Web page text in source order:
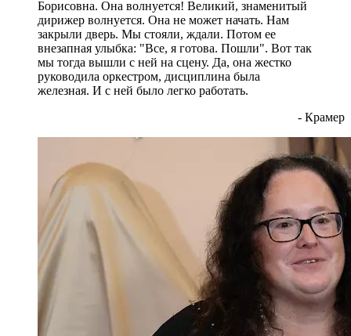
Борисовна. Она волнуется! Великий, знаменитый
дирижер волнуется. Она не может начать. Нам
закрыли дверь. Мы стояли, ждали. Потом ее
внезапная улыбка: "Все, я готова. Пошли". Вот так
мы тогда вышли с ней на сцену. Да, она жестко
руководила оркестром, дисциплина была
железная. И с ней было легко работать.
- Крамер